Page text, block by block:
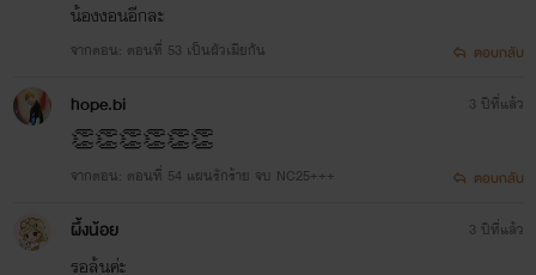
น้องงอนอีกละ
จากตอน: ตอนที่ 53 เป็นผัวเมียกัน ตอบกลับ
hope.bi
👏👏👏👏👏👏
จากตอน: ตอนที่ 54 แผนรักร้าย จบ NC25+++
3 ปีที่แล้ว
ตอบกลับ
ผึ้งน้อย
รอลุ้นค่ะ
3 ปีที่แล้ว